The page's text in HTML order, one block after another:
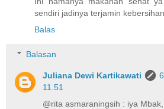
sendiri jadinya terjamin
Balas
Balasan
Juliana Dewi Kartikawati
11.51
@rita asmaraningsih : iya